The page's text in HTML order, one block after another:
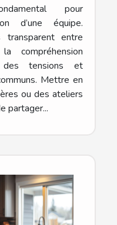
pour
d’une équipe.
transparent entre
compréhension
tensions et
Mettre en
ou des ateliers
partager...